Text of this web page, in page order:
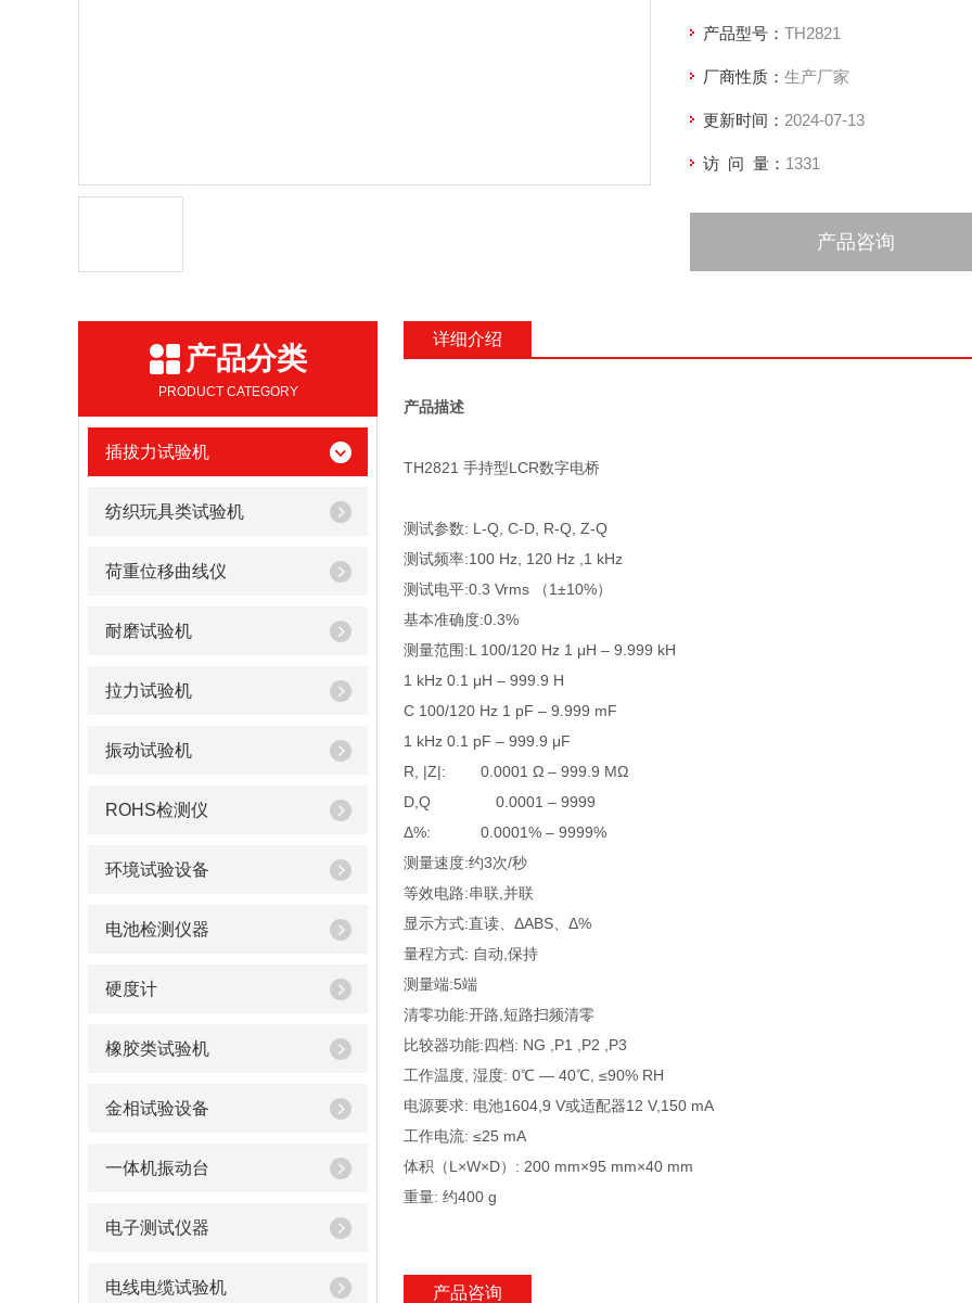
【厂 商】 常州同惠
产品型号： TH2821
厂商性质： 生产厂家
更新时间： 2024-07-13
访 问 量： 1331
产品咨询
产品分类
PRODUCT CATEGORY
插拔力试验机
纺织玩具类试验机
荷重位移曲线仪
耐磨试验机
拉力试验机
振动试验机
ROHS检测仪
环境试验设备
电池检测仪器
硬度计
橡胶类试验机
金相试验设备
一体机振动台
电子测试仪器
电线电缆试验机
详细介绍
产品描述
TH2821 手持型LCR数字电桥
测试参数: L-Q, C-D, R-Q, Z-Q
测试频率:100 Hz, 120 Hz ,1 kHz
测试电平:0.3 Vrms （1±10%）
基本准确度:0.3%
测量范围:L 100/120 Hz 1 μH – 9.999 kH
1 kHz 0.1 μH – 999.9 H
C 100/120 Hz 1 pF – 9.999 mF
1 kHz 0.1 pF – 999.9 μF
R, |Z|: 0.0001 Ω – 999.9 MΩ
D,Q 0.0001 – 9999
Δ%: 0.0001% – 9999%
测量速度:约3次/秒
等效电路:串联,并联
显示方式:直读、ΔABS、Δ%
量程方式: 自动,保持
测量端:5端
清零功能:开路,短路扫频清零
比较器功能:四档: NG ,P1 ,P2 ,P3
工作温度, 湿度: 0℃ — 40℃, ≤90% RH
电源要求: 电池1604,9 V或适配器12 V,150 mA
工作电流: ≤25 mA
体积（L×W×D）: 200 mm×95 mm×40 mm
重量: 约400 g
产品咨询